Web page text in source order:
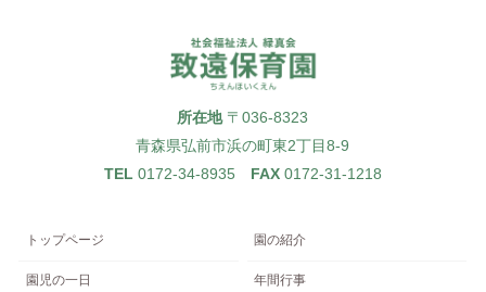
所在地〒036-8323
青森県弘前市浜の町東2丁目8-9
TEL 0172-34-8935 FAX0172-31-1218
トップページ 園の紹介
園児の一日 年間行事